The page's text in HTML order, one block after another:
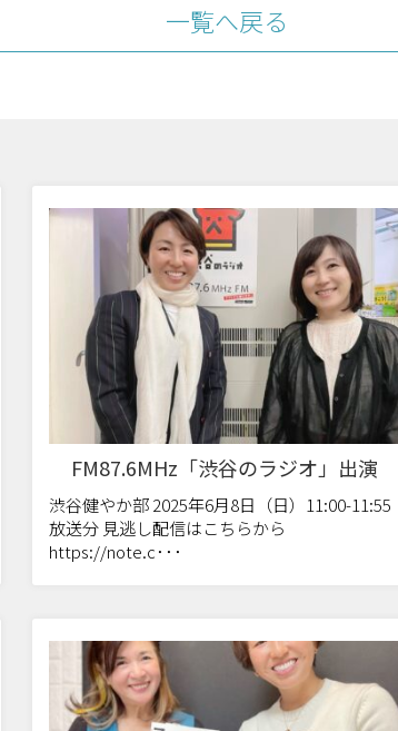
一覧へ戻る
FM87.6MHz「渋谷のラジオ」出演
渋谷健やか部 2025年6月8日（日）11:00-11:55
放送分 見逃し配信はこちらから
https://note.c･･･